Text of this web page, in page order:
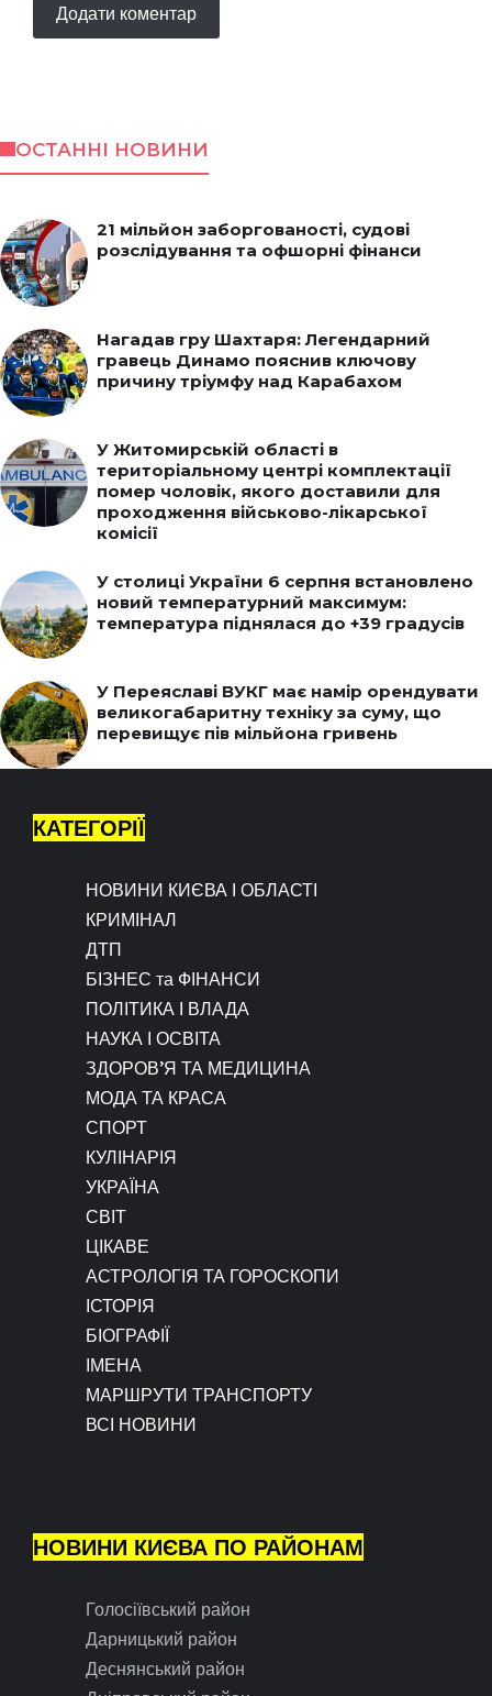
ОСТАННІ НОВИНИ
21 мільйон заборгованості, судові
розслідування та офшорні фінанси
Нагадав гру Шахтаря: Легендарний
гравець Динамо пояснив ключову
причину тріумфу над Карабахом
У Житомирській області в
територіальному центрі комплектації
помер чоловік, якого доставили для
проходження військово-лікарської
комісії
У столиці України 6 серпня встановлено
новий температурний максимум:
температура піднялася до +39 градусів
У Переяславі ВУКГ має намір орендувати
великогабаритну техніку за суму, що
перевищує пів мільйона гривень
КАТЕГОРІЇ
НОВИНИ КИЄВА І ОБЛАСТІ
КРИМІНАЛ
ДТП
БІЗНЕС та ФІНАНСИ
ПОЛІТИКА І ВЛАДА
НАУКА І ОСВІТА
ЗДОРОВ’Я ТА МЕДИЦИНА
МОДА ТА КРАСА
СПОРТ
КУЛІНАРІЯ
УКРАЇНА
СВІТ
ЦІКАВЕ
АСТРОЛОГІЯ ТА ГОРОСКОПИ
ІСТОРІЯ
БІОГРАФІЇ
ІМЕНА
МАРШРУТИ ТРАНСПОРТУ
ВСІ НОВИНИ
НОВИНИ КИЄВА ПО РАЙОНАМ
Голосіївський район
Дарницький район
Деснянський район